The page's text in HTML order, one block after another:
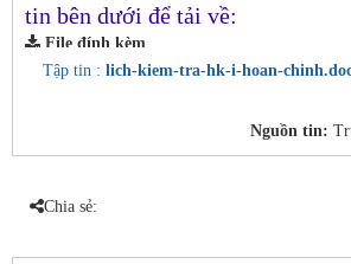
tin bên dưới để tải về:
File đính kèm
Tập tin : lich-kiem-tra-hk-i-hoan-
Nguồn tin:
Chia sẻ: